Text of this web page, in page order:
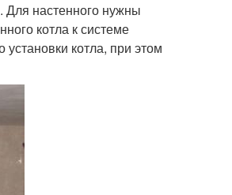
Для настенного нужны
котла к системе
котла, при этом